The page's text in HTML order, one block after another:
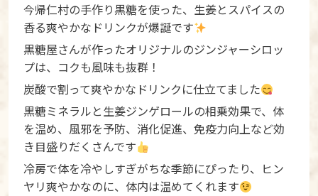
今帰仁村の手作り黒糖を使った、生姜とスパイスの
香る爽やかなドリンクが爆誕です
黒糖屋さんが作ったオリジナルのジンジャーシロッ
プは、コクも風味も抜群！
炭酸で割って爽やかなドリンクに仕立てました
黒糖ミネラルと生姜ジンゲロールの相乗効果で、体
を温め、風邪を予防、消化促進、免疫力向上など効
き目盛りだくさんです
冷房で体を冷やしすぎがちな季節にぴったり、ヒン
ヤリ爽やかなのに、体内は温めてくれます